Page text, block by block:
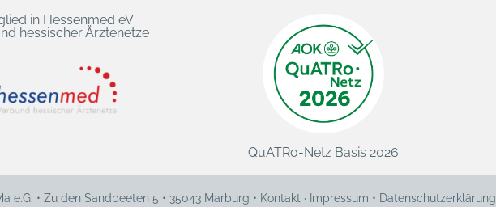
in Hessenmed eV
hessischer Ärztenetze
QuATRo-Netz Basis 2026
e.G. • Zu den Sandbeeten 5 • 35043 Marburg • Kontakt · Impressum • Datenschutzerklärung